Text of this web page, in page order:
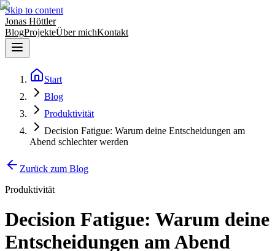
Skip to content
Jonas Höttler
BlogProjekteÜber michKontakt
Start
Blog
Produktivität
Decision Fatigue: Warum deine Entscheidungen am
Abend schlechter werden
Zurück zum Blog
Produktivität
Decision Fatigue: Warum deine
Entscheidungen am Abend